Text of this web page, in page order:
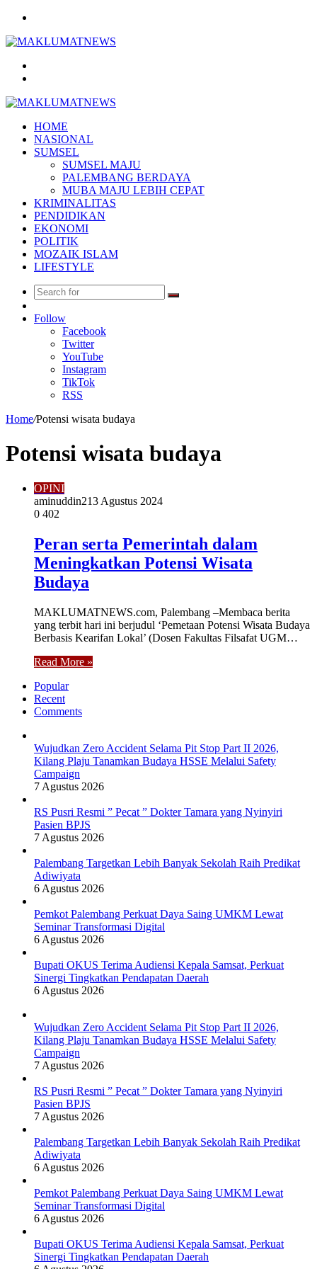
HOME
NASIONAL
SUMSEL
SUMSEL MAJU
PALEMBANG BERDAYA
MUBA MAJU LEBIH CEPAT
KRIMINALITAS
PENDIDIKAN
EKONOMI
POLITIK
MOZAIK ISLAM
LIFESTYLE
Search
Article
Follow
Facebook
Twitter
YouTube
Instagram
TikTok
RSS
Home/Potensi wisata budaya
Potensi wisata budaya
OPINI
aminuddin213 Agustus 2024
0 402
Peran serta Pemerintah dalam
Meningkatkan Potensi Wisata
Budaya
MAKLUMATNEWS.com, Palembang –Membaca berita
yang terbit hari ini berjudul ‘Pemetaan Potensi Wisata Budaya
Berbasis Kearifan Lokal’ (Dosen Fakultas Filsafat UGM…
Read More »
Popular
Recent
Comments
Wujudkan Zero Accident Selama Pit Stop Part II 2026,
Kilang Plaju Tanamkan Budaya HSSE Melalui Safety
Campaign
7 Agustus 2026
RS Pusri Resmi ” Pecat ” Dokter Tamara yang Nyinyiri
Pasien BPJS
7 Agustus 2026
Palembang Targetkan Lebih Banyak Sekolah Raih Predikat
Adiwiyata
6 Agustus 2026
Pemkot Palembang Perkuat Daya Saing UMKM Lewat
Seminar Transformasi Digital
6 Agustus 2026
Bupati OKUS Terima Audiensi Kepala Samsat, Perkuat
Sinergi Tingkatkan Pendapatan Daerah
6 Agustus 2026
Wujudkan Zero Accident Selama Pit Stop Part II 2026,
Kilang Plaju Tanamkan Budaya HSSE Melalui Safety
Campaign
7 Agustus 2026
RS Pusri Resmi ” Pecat ” Dokter Tamara yang Nyinyiri
Pasien BPJS
7 Agustus 2026
Palembang Targetkan Lebih Banyak Sekolah Raih Predikat
Adiwiyata
6 Agustus 2026
Pemkot Palembang Perkuat Daya Saing UMKM Lewat
Seminar Transformasi Digital
6 Agustus 2026
Bupati OKUS Terima Audiensi Kepala Samsat, Perkuat
Sinergi Tingkatkan Pendapatan Daerah